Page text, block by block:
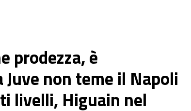
prodezza, è
Juve non teme il Napoli
livelli, Higuain nel